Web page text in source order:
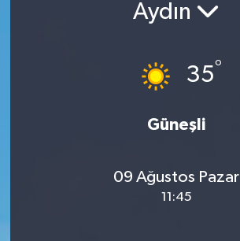
Aydın
35°
Güneşli
09 Ağustos Pazar
11:45